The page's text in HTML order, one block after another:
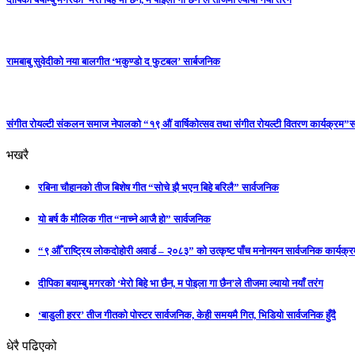
रामबाबु सुवेदीको नया बालगीत ‘भकुण्डो द फुटबल’ सार्बजनिक
संगीत रोयल्टी संकलन समाज नेपालको “१९ औं वार्षिकोत्सव तथा संगीत रोयल्टी वितरण
भखरै
रबिना चौहानको तीज बिशेष गीत “सोचे झै भएन बिहे बरिलै” सार्वजनिक
यो बर्ष कै मौलिक गीत “नाच्ने आजै हो” सार्वजनिक
“९ औँ राष्ट्रिय लोकदोहोरी अवार्ड – २०८३” को उत्कृष्ट पाँच मनोनयन सार्वजनिक
दीपिका बयाम्बु मगरको ‘मेरो बिहे भा छैन, म पोइला गा छैन’ले तीजमा ल्यायो नयाँ तरंग
‘बाडुली हरर’ तीज गीतको पोस्टर सार्वजनिक, केही समयमै गित, भिडियो सार्वजनिक हुँदै
धेरै पढिएको